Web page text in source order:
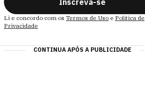
Inscreva-se
Li e concordo com os Termos de Uso e Política de
Privacidade
CONTINUA APÓS A PUBLICIDADE